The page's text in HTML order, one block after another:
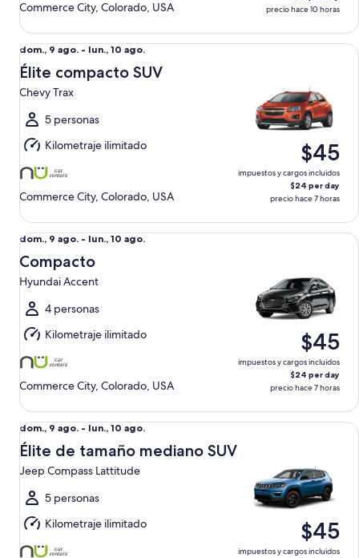
Commerce City, Colorado, USA
precio hace 10 horas
Del
dom.,
9
ago.
al
lun.,
10
ago.
dom., 9 ago. - lun., 10 ago.
Élite compacto SUV
Chevy Trax
5 personas
Kilometraje ilimitado
Commerce City, Colorado, USA
$45
impuestos y cargos incluidos
$24 per day
precio hace 7 horas
Élite compacto SUV Chevy Trax
Del
dom.,
9
ago.
al
lun.,
10
ago.
dom., 9 ago. - lun., 10 ago.
Compacto
Hyundai Accent
4 personas
Kilometraje ilimitado
Commerce City, Colorado, USA
$45
impuestos y cargos incluidos
$24 per day
precio hace 7 horas
Compacto Hyundai Accent
Del
dom.,
9
ago.
al
lun.,
10
ago.
dom., 9 ago. - lun., 10 ago.
Élite de tamaño mediano SUV
Jeep Compass Lattitude
5 personas
Kilometraje ilimitado
$45
impuestos y cargos incluidos
Élite de tamaño mediano SUV Jeep Compass Lattitude